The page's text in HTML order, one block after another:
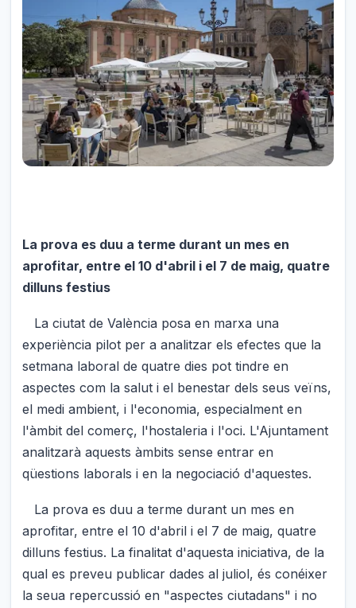
La prova es duu a terme durant un mes en
aprofitar, entre el 10 d'abril i el 7 de maig, quatre
dilluns festius
La ciutat de València posa en marxa una
experiència pilot per a analitzar els efectes que la
setmana laboral de quatre dies pot tindre en
aspectes com la salut i el benestar dels seus veïns,
el medi ambient, i l'economia, especialment en
l'àmbit del comerç, l'hostaleria i l'oci. L'Ajuntament
analitzarà aquests àmbits sense entrar en
qüestions laborals i en la negociació d'aquestes.
La prova es duu a terme durant un mes en
aprofitar, entre el 10 d'abril i el 7 de maig, quatre
dilluns festius. La finalitat d'aquesta iniciativa, de la
qual es preveu publicar dades al juliol, és conéixer
la seua repercussió en "aspectes ciutadans" i no